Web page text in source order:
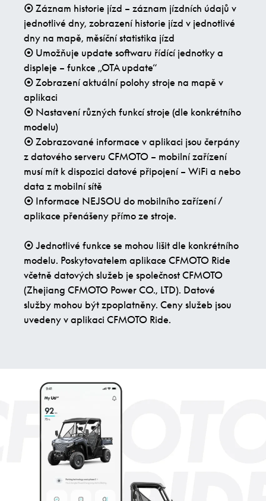
⦿ Záznam historie jízd – záznam jízdních údajů v
jednotlivé dny, zobrazení historie jízd v jednotlivé
dny na mapě, měsíční statistika jízd
⦿ Umožňuje update softwaru řídící jednotky a
displeje – funkce „OTA update“
⦿ Zobrazení aktuální polohy stroje na mapě v
aplikaci
⦿ Nastavení různých funkcí stroje (dle konkrétního
modelu)
⦿ Zobrazované informace v aplikaci jsou čerpány
z datového serveru CFMOTO – mobilní zařízení
musí mít k dispozici datové připojení – WiFi a nebo
data z mobilní sítě
⦿ Informace NEJSOU do mobilního zařízení /
aplikace přenášeny přímo ze stroje.
⦿ Jednotlivé funkce se mohou lišit dle konkrétního
modelu. Poskytovatelem aplikace CFMOTO Ride
včetně datových služeb je společnost CFMOTO
(Zhejiang CFMOTO Power CO., LTD). Datové
služby mohou být zpoplatněny. Ceny služeb jsou
uvedeny v aplikaci CFMOTO Ride.